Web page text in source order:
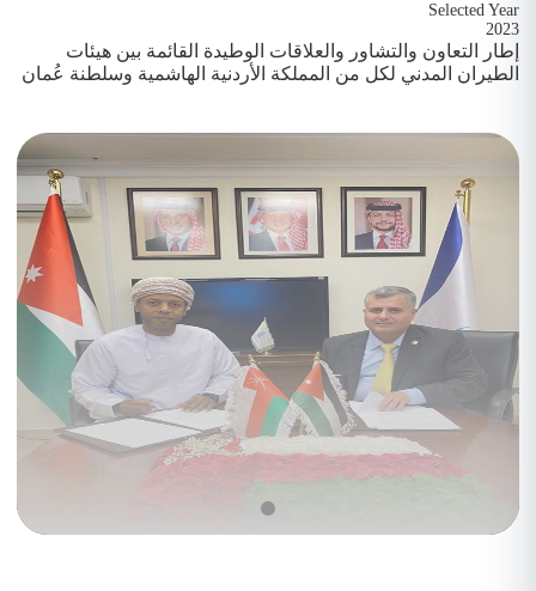
Selected Year
2023
إطار التعاون والتشاور والعلاقات الوطيدة القائمة بين هيئات
الطيران المدني لكل من المملكة الأردنية الهاشمية وسلطنة عُمان